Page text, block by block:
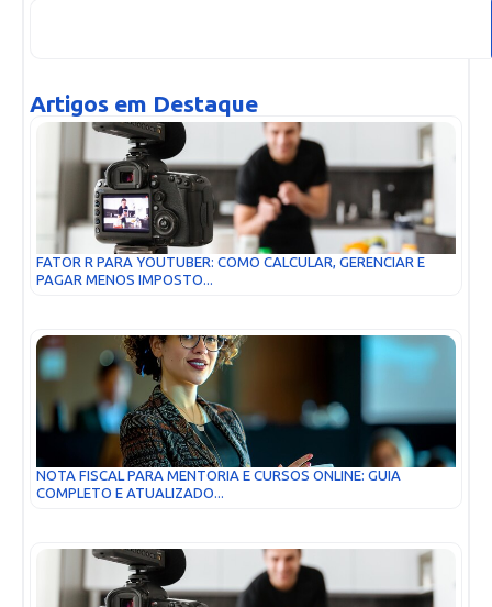
Artigos em Destaque
FATOR R PARA YOUTUBER: COMO CALCULAR, GERENCIAR E
PAGAR MENOS IMPOSTO...
NOTA FISCAL PARA MENTORIA E CURSOS ONLINE: GUIA
COMPLETO E ATUALIZADO...